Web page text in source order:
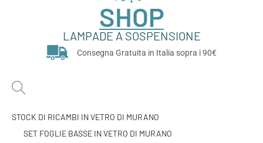
SHOP
LAMPADE A SOSPENSIONE
Consegna Gratuita in Italia sopra i 90€
STOCK DI RICAMBI IN VETRO DI MURANO
SET FOGLIE BASSE IN VETRO DI MURANO